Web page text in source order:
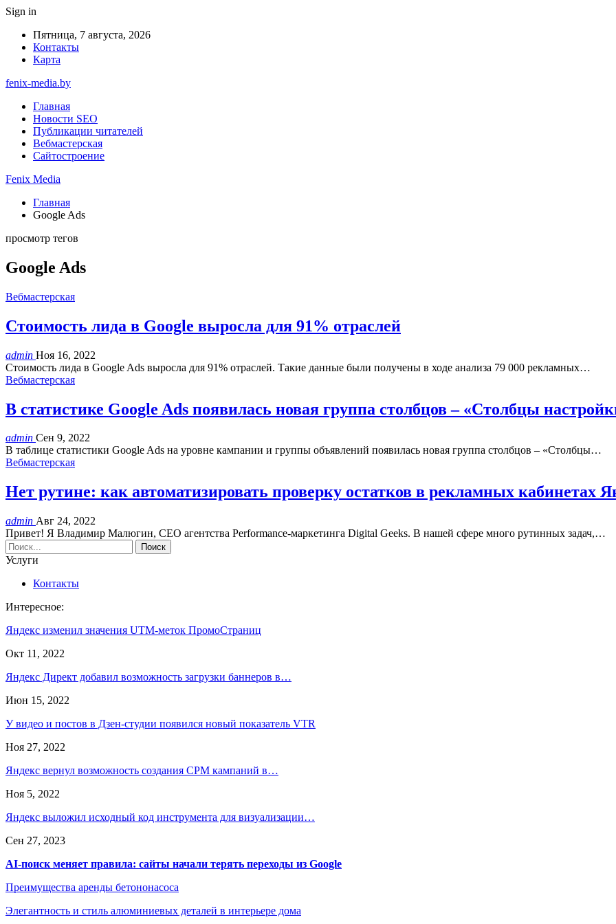
Sign in
Пятница, 7 августа, 2026
Контакты
Карта
fenix-media.by
Главная
Новости SEO
Публикации читателей
Вебмастерская
Сайтостроение
Fenix Media
Главная
Google Ads
просмотр тегов
Google Ads
Вебмастерская
Стоимость лида в Google выросла для 91% отраслей
admin Ноя 16, 2022
Cтоимость лида в Google Ads выросла для 91% отраслей. Такие данные были получены в ходе анализа 79 000 рекламных…
Вебмастерская
В статистике Google Ads появилась новая группа столбцов – «Столбцы
admin Сен 9, 2022
В таблице статистики Google Ads на уровне кампании и группы объявлений появилась новая группа столбцов – «Столбцы…
Вебмастерская
Нет рутине: как автоматизировать проверку остатков в рекламных кабинетах
admin Авг 24, 2022
Привет! Я Владимир Малюгин, CEO агентства Performance-маркетинга Digital Geeks. В нашей сфере много рутинных задач,…
Услуги
Контакты
Интересное:
Яндекс изменил значения UTM-меток ПромоСтраниц
Окт 11, 2022
Яндекс Директ добавил возможность загрузки баннеров в…
Июн 15, 2022
У видео и постов в Дзен-студии появился новый показатель VTR
Ноя 27, 2022
Яндекс вернул возможность создания CPM кампаний в…
Ноя 5, 2022
Яндекс выложил исходный код инструмента для визуализации…
Сен 27, 2023
AI-поиск меняет правила: сайты начали терять переходы из Google
Преимущества аренды бетононасоса
Элегантность и стиль алюминиевых деталей в интерьере дома